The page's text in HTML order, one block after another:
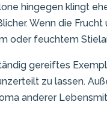
hingegen klingt
Wenn die
oder feuchtem
gereiftes
zu lassen.
anderer